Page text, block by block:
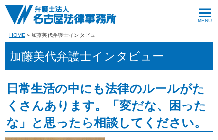
HOME 加藤美代弁護士インタビュー
加藤美代弁護士インタビュー
日常生活の中にも法律のルールがた
くさんあります。「変だな、困った
な」と思ったら相談してください。